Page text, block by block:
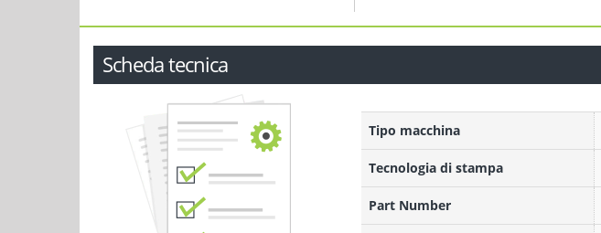
Scheda tecnica
Tipo macchina
Tecnologia di stampa
Part Number